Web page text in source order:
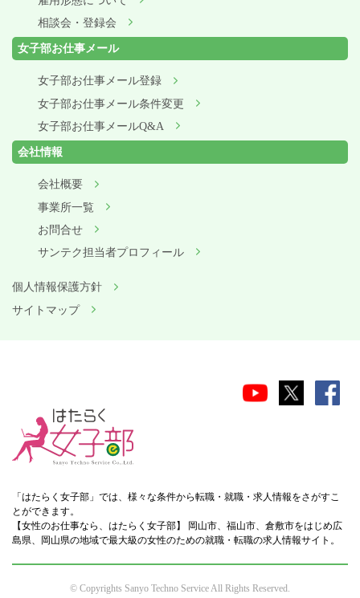
相談会・登録会
女子部お仕事メール
女子部お仕事メール登録
女子部お仕事メール条件変更
女子部お仕事メールQ&A
会社情報
会社概要
事業所一覧
お問合せ
サンテク担当者プロフィール
個人情報保護方針
サイトマップ
「はたらく女子部」では、様々な条件から転職・就職・求人情報をさがすこ
とができます。
【女性のお仕事なら、はたらく女子部】 岡山市、福山市、倉敷市をはじめ広
島県、岡山県の地域で最大級の女性のための就職・転職の求人情報サイト。
© Copyrights Sanyo Techno Service All Rights Reserved.